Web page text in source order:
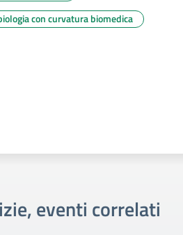
con curvatura biomedica
eventi correlati